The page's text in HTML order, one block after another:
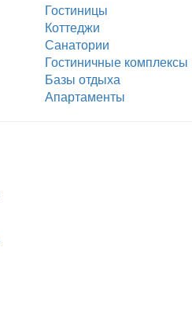
Гостиницы
Коттеджи
Санатории
Гостиничные комплексы
Базы отдыха
Апартаменты